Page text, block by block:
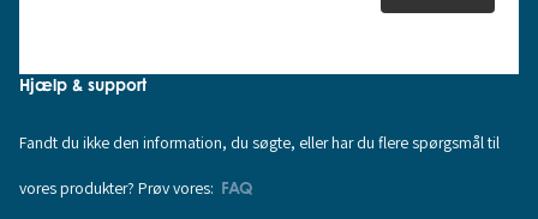
Hjælp & support
Fandt du ikke den information, du søgte, eller har du flere spørgsmål til
vores produkter? Prøv vores: FAQ